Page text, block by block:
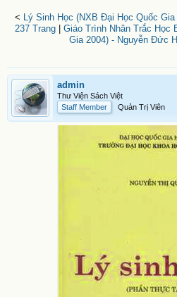
< Lý Sinh Học (NXB Đại Học Quốc
237 Trang| Giáo Trình Nhân Trắc Học
Gia 2004) - Nguyễn Đức
admin
Thư Viện Sách Việt
Staff Member
Quản Trị Viên